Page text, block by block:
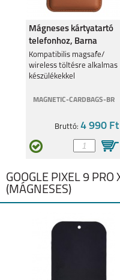
Mágneses kártyatartó
telefonhoz, Barna
Kompatibilis magsafe/
wireless töltésre alkalmas
készülékekkel
MAGNETIC-CARDBAGS-BR
Bruttó: 4 990 Ft
GOOGLE PIXEL 9 PRO
(MÁGNESES)